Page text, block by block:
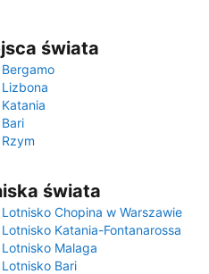
świata
Bergamo
Lizbona
Katania
Bari
Rzym
świata
Lotnisko Chopina w Warszawie
Lotnisko Katania-Fontanarossa
Lotnisko Malaga
Lotnisko Bari